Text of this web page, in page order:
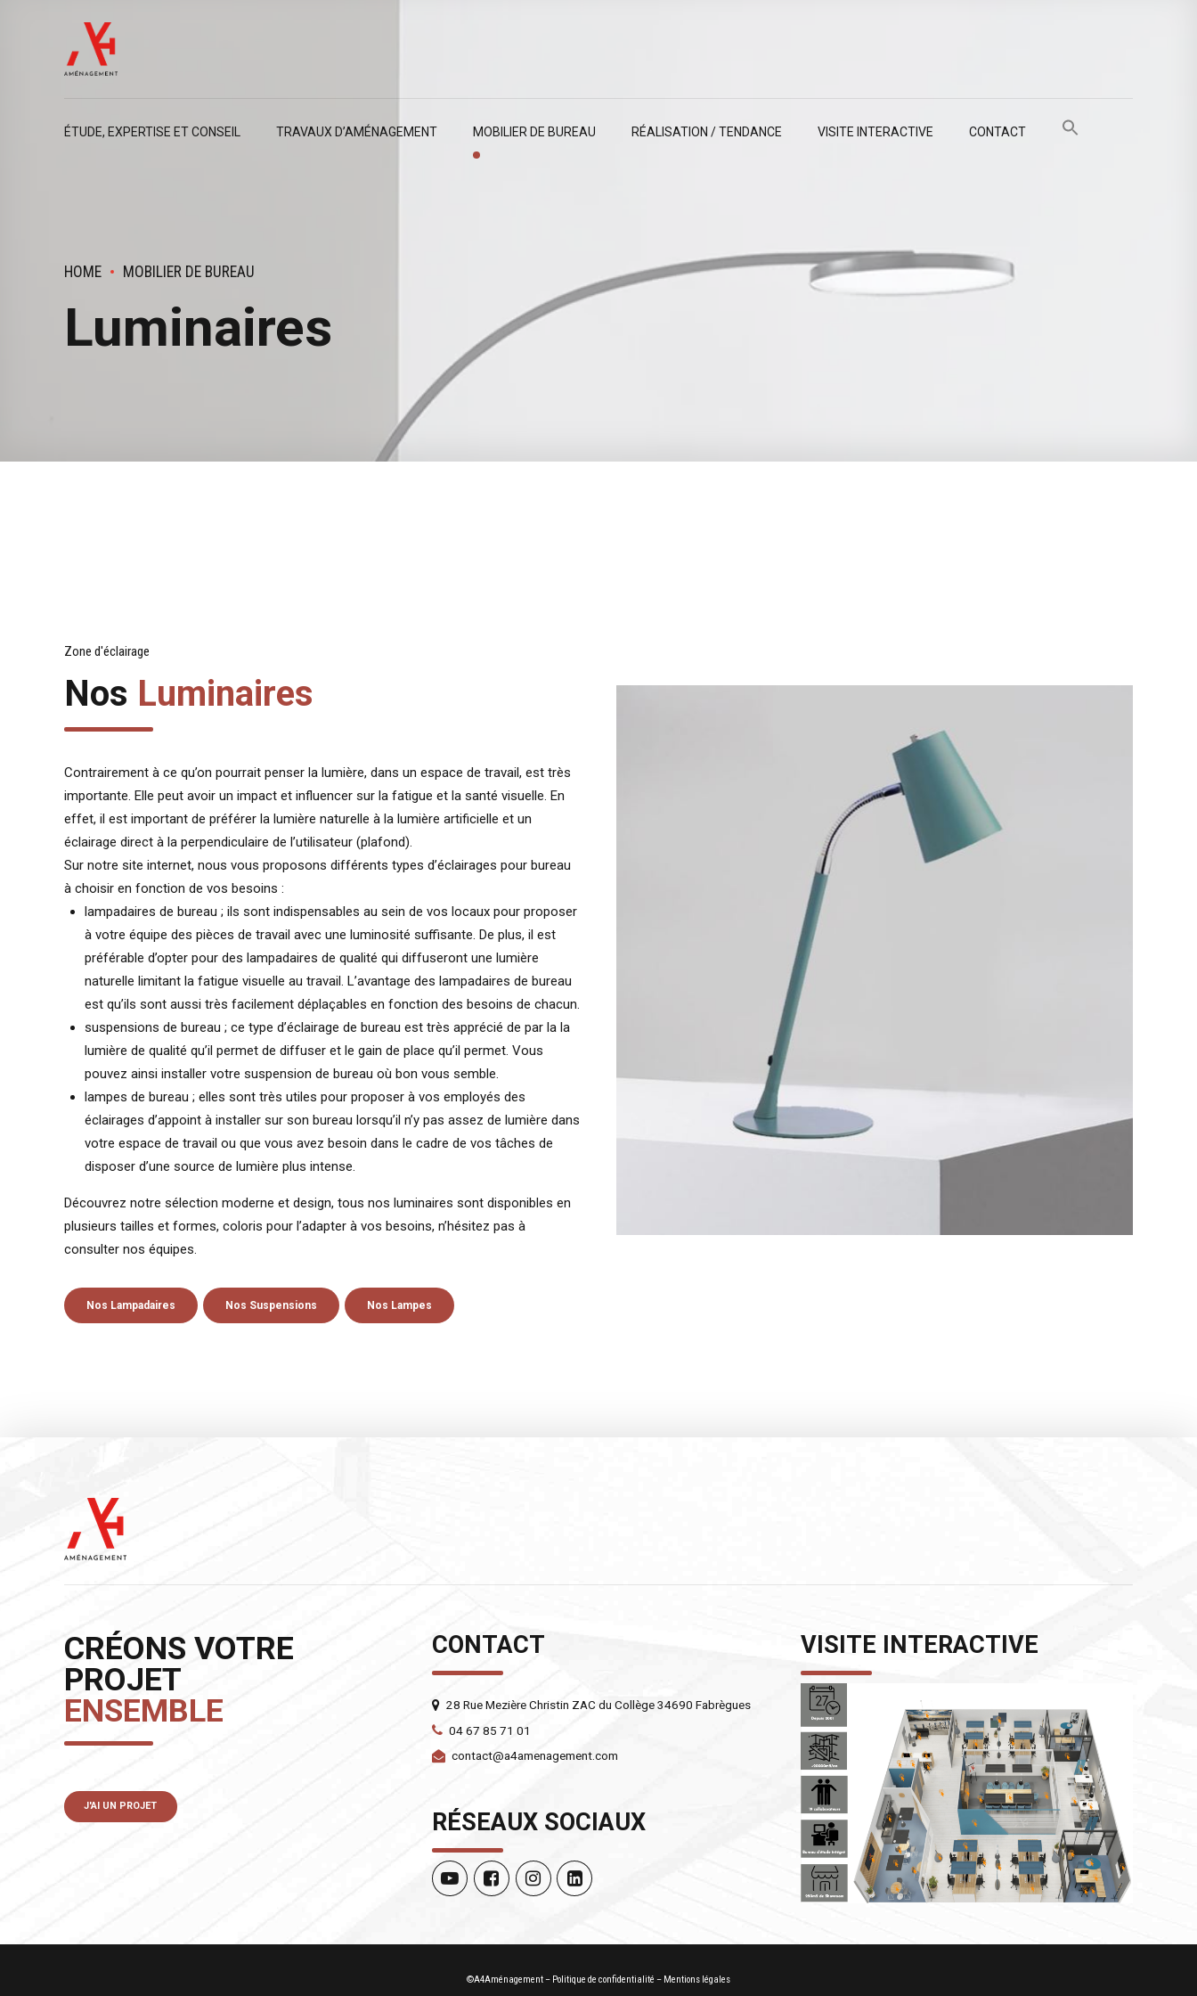
ÉTUDE, EXPERTISE ET CONSEIL TRAVAUX D’AMÉNAGEMENT MOBILIER DE BUREAU RÉALISATION / TENDANCE VISITE INTERACTIVE CONTACT
HOME MOBILIER DE BUREAU
Luminaires
Zone d'éclairage
Nos Luminaires
Contrairement à ce qu’on pourrait penser la lumière, dans un espace de travail, est très
importante. Elle peut avoir un impact et influencer sur la fatigue et la santé visuelle. En
effet, il est important de préférer la lumière naturelle à la lumière artificielle et un
éclairage direct à la perpendiculaire de l’utilisateur (plafond).
Sur notre site internet, nous vous proposons différents types d’éclairages pour bureau
à choisir en fonction de vos besoins :
lampadaires de bureau ; ils sont indispensables au sein de vos locaux pour proposer
à votre équipe des pièces de travail avec une luminosité suffisante. De plus, il est
préférable d’opter pour des lampadaires de qualité qui diffuseront une lumière
naturelle limitant la fatigue visuelle au travail. L’avantage des lampadaires de bureau
est qu’ils sont aussi très facilement déplaçables en fonction des besoins de chacun.
suspensions de bureau ; ce type d’éclairage de bureau est très apprécié de par la la
lumière de qualité qu’il permet de diffuser et le gain de place qu’il permet. Vous
pouvez ainsi installer votre suspension de bureau où bon vous semble.
lampes de bureau ; elles sont très utiles pour proposer à vos employés des
éclairages d’appoint à installer sur son bureau lorsqu’il n’y pas assez de lumière dans
votre espace de travail ou que vous avez besoin dans le cadre de vos tâches de
disposer d’une source de lumière plus intense.
Découvrez notre sélection moderne et design, tous nos luminaires sont disponibles en
plusieurs tailles et formes, coloris pour l’adapter à vos besoins, n’hésitez pas à
consulter nos équipes.
Nos Lampadaires Nos Suspensions Nos Lampes
CRÉONS VOTRE
PROJET
ENSEMBLE
J'AI UN PROJET
CONTACT
28 Rue Mezière Christin ZAC du Collège 34690 Fabrègues
04 67 85 71 01
contact@a4amenagement.com
RÉSEAUX SOCIAUX
VISITE INTERACTIVE
©A4Aménagement – Politique de confidentialité – Mentions légales